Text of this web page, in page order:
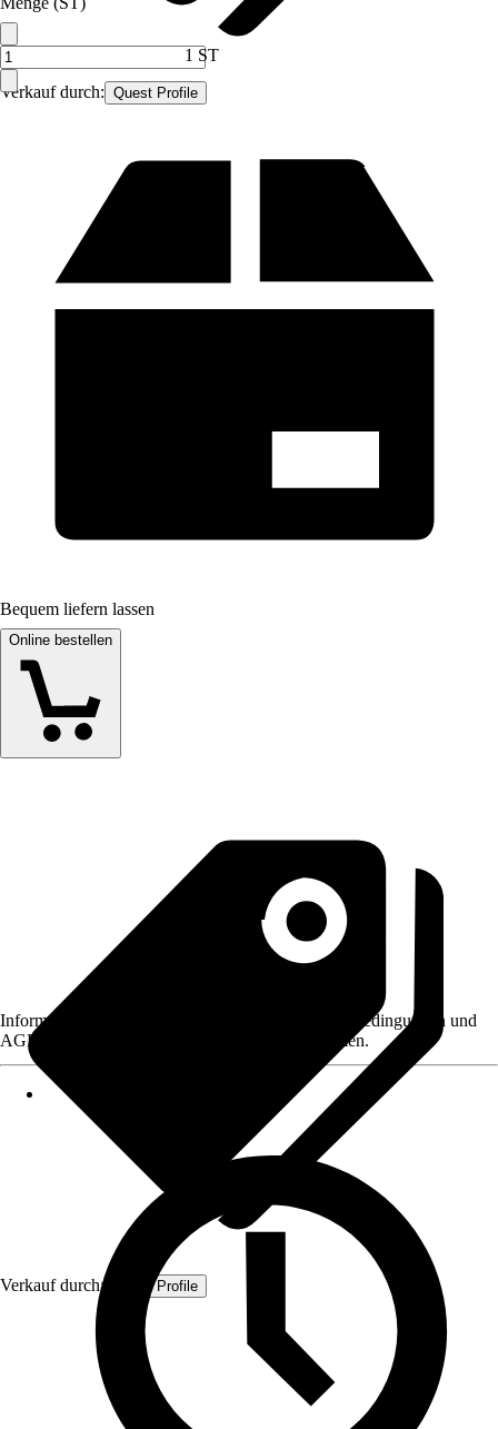
Verkauf durch: Quest Profile
1 ST
Bequem liefern lassen
Online bestellen
Verkauf durch: Quest Profile
Informationen des Verkäufers, wie z. B. Rückgabebedingungen und
AGB, finden Sie bei Klick auf den Verkäufernamen.